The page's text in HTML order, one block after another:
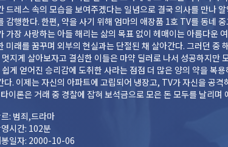
드레스 속의 모습을 보여주겠다는 일념으로 결국 의사를 만나
1호 TV를 동네 중고점에 끊임없이 팔
가장 사랑하는 아들 해리는 삶의 목표 없이 헤매이는 아름다운
미래를 꿈꾸며 외부의 현실과는 단절된 채 살아간다. 그러던 중
지게 살아보자고 결심한 이들은 마약 딜러로 나서 성공하지만
다. 이제는 자신의 아파트에 고립되어 냉장고, TV가 자신을 공격
이론은 거래 중 경찰에 잡혀 보석금으로 모은 돈 모두를 날리며
: 범죄,드라마
시간: 102분
봉일자: 2000-10-06